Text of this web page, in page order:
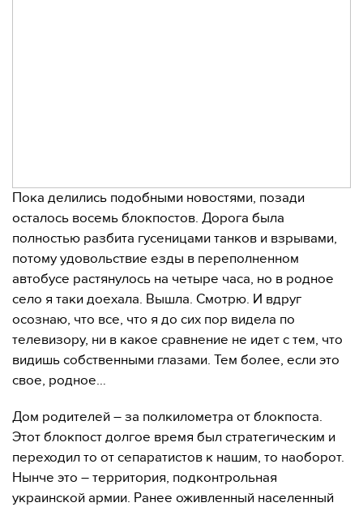
Пока делились подобными новостями, позади
осталось восемь блокпостов. Дорога была
полностью разбита гусеницами танков и взрывами,
потому удовольствие езды в переполненном
автобусе растянулось на четыре часа, но в родное
село я таки доехала. Вышла. Смотрю. И вдруг
осознаю, что все, что я до сих пор видела по
телевизору, ни в какое сравнение не идет с тем, что
видишь собственными глазами. Тем более, если это
свое, родное…
Дом родителей – за полкилометра от блокпоста.
Этот блокпост долгое время был стратегическим и
переходил то от сепаратистов к нашим, то наоборот.
Нынче это – территория, подконтрольная
украинской армии. Ранее оживленный населенный